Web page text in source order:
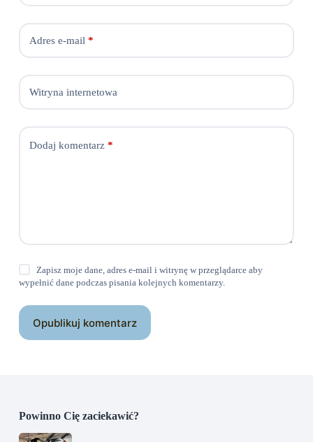
Adres e-mail *
Witryna internetowa
Dodaj komentarz*
Zapisz moje dane, adres e-mail i witrynę w przeglądarce aby
wypełnić dane podczas pisania kolejnych komentarzy.
Opublikuj komentarz
Powinno Cię zaciekawić?